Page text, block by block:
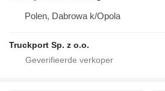
Polen, Dabrowa k/Opola
Truckport Sp. z o.o.